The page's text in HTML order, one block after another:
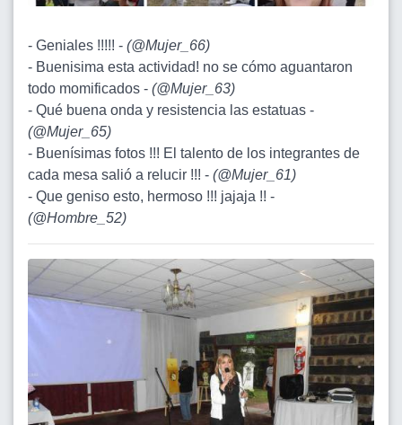
- Geniales !!!!! - (@Mujer_66)
- Buenisima esta actividad! no se cómo aguantaron
todo momificados - (@Mujer_63)
- Qué buena onda y resistencia las estatuas -
(@Mujer_65)
- Buenísimas fotos !!! El talento de los integrantes de
cada mesa salió a relucir !!! - (@Mujer_61)
- Que geniso esto, hermoso !!! jajaja !! -
(@Hombre_52)